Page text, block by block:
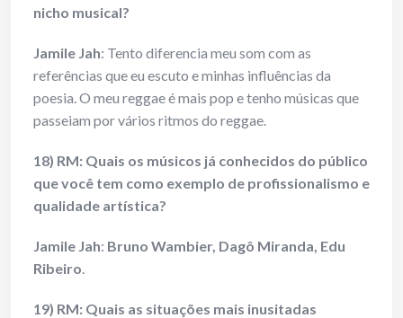
nicho musical?
Jamile Jah: Tento diferencia meu som com as
referências que eu escuto e minhas influências da
poesia. O meu reggae é mais pop e tenho músicas que
passeiam por vários ritmos do reggae.
18) RM: Quais os músicos já conhecidos do público
que você tem como exemplo de profissionalismo e
qualidade artística?
Jamile Jah: Bruno Wambier, Dagô Miranda, Edu
Ribeiro.
19) RM: Quais as situações mais inusitadas